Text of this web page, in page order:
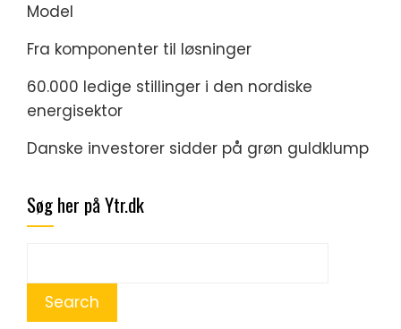
Model
Fra komponenter til løsninger
60.000 ledige stillinger i den nordiske
energisektor
Danske investorer sidder på grøn guldklump
Søg her på Ytr.dk